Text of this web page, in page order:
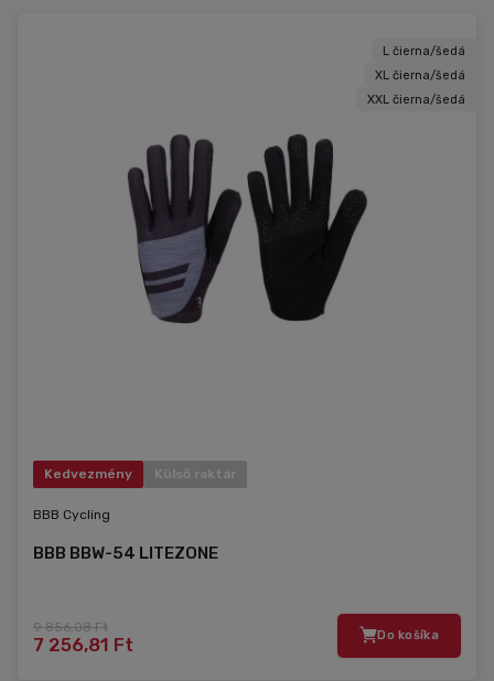
L čierna/šedá
XL čierna/šedá
XXL čierna/šedá
Kedvezmény Külső raktár
BBB Cycling
BBB BBW-54 LITEZONE
9 856,08 Ft
7 256,81 Ft Do košíka